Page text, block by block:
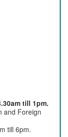
till 1pm.
and Foreign
till 6pm.